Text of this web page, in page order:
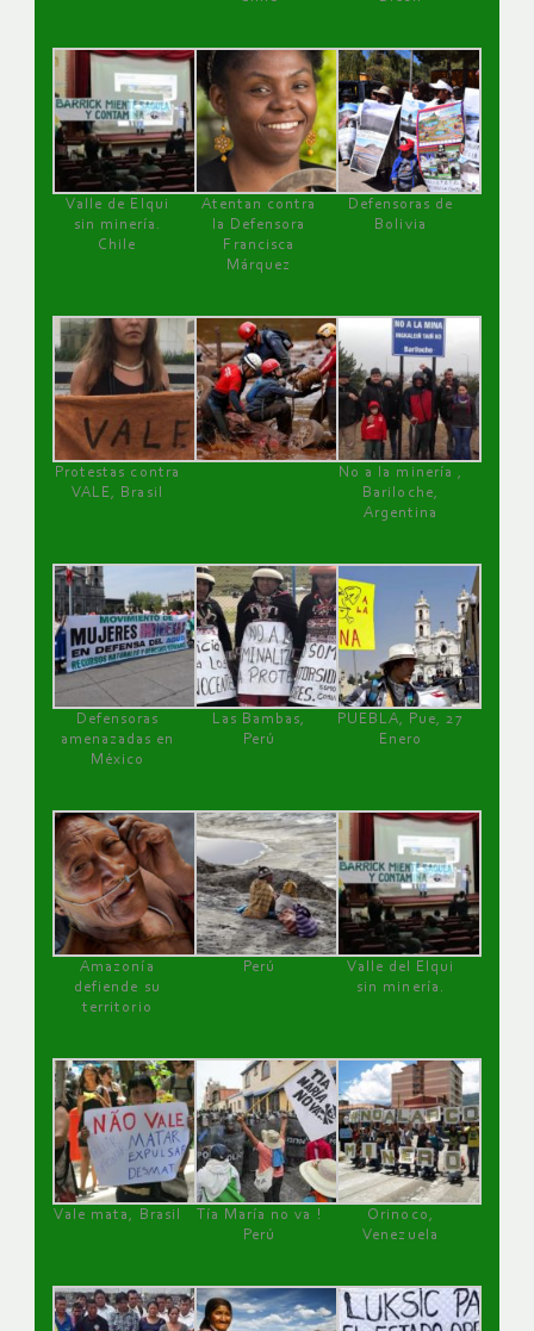
Valle de Elqui
sin minería.
Chile
Atentan contra
la Defensora
Francisca
Márquez
Defensoras de
Bolivia
Protestas contra
VALE, Brasil
No a la minería ,
Bariloche,
Argentina
Defensoras
amenazadas en
México
Las Bambas,
Perú
PUEBLA, Pue, 27
Enero
Amazonía
defiende su
territorio
Perú
Valle del Elqui
sin minería.
Vale mata, Brasil
Tía María no va !
Perú
Orinoco,
Venezuela